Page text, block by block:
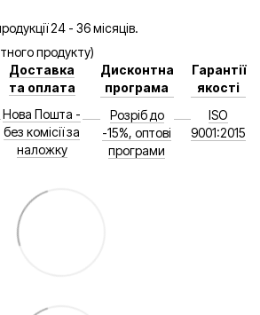
24 - 36 місяців.
продукту)
Доставка
та оплата
Нова Пошта -
без комісії за
наложку
Дисконтна
програма
Розріб до
-15%, оптові
програми
Гарантії
якості
ISO
9001:2015